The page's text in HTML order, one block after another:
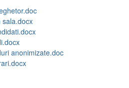
sala.docx
anonimizate.doc